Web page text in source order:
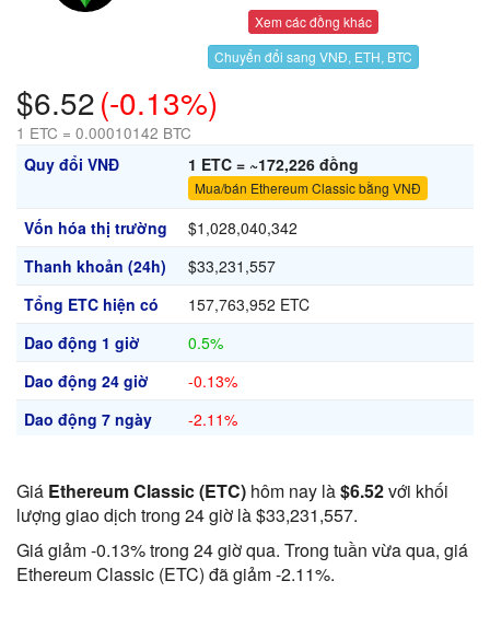
Xem các đồng khác
Chuyển đổi sang VNĐ, ETH, BTC
$6.52(-0.13%)
1 ETC = 0.00010142 BTC
Quy đổi VNĐ
1 ETC = ~172,226 đồng
Mua/bán Ethereum Classic bằng VNĐ
Vốn hóa thị trường
$1,028,040,342
Thanh khoản (24h)
$33,231,557
Tổng ETC hiện có
157,763,952 ETC
Dao động 1 giờ
0.5%
Dao động 24 giờ
-0.13%
Dao động 7 ngày
-2.11%
Giá Ethereum Classic (ETC) hôm nay là$6.52với khối
lượng giao dịch trong 24 giờ là $33,231,557.
Giá giảm -0.13% trong 24 giờ qua. Trong tuần vừa qua, giá
Ethereum Classic (ETC) đã giảm -2.11%.